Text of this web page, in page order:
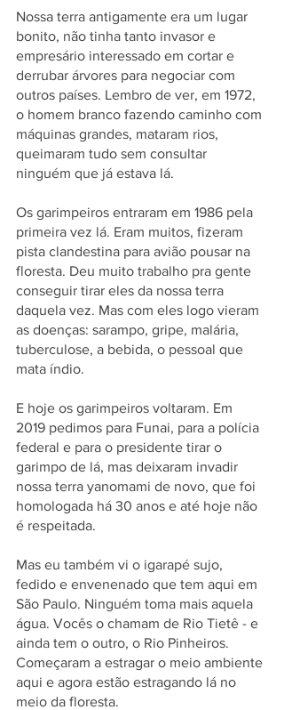
Nossa terra antigamente era um lugar
bonito, não tinha tanto invasor e
empresário interessado em cortar e
derrubar árvores para negociar com
outros países. Lembro de ver, em 1972,
o homem branco fazendo caminho com
máquinas grandes, mataram rios,
queimaram tudo sem consultar
ninguém que já estava lá.
Os garimpeiros entraram em 1986 pela
primeira vez lá. Eram muitos, fizeram
pista clandestina para avião pousar na
floresta. Deu muito trabalho pra gente
conseguir tirar eles da nossa terra
daquela vez. Mas com eles logo vieram
as doenças: sarampo, gripe, malária,
tuberculose, a bebida, o pessoal que
mata índio.
E hoje os garimpeiros voltaram. Em
2019 pedimos para Funai, para a polícia
federal e para o presidente tirar o
garimpo de lá, mas deixaram invadir
nossa terra yanomami de novo, que foi
homologada há 30 anos e até hoje não
é respeitada.
Mas eu também vi o igarapé sujo,
fedido e envenenado que tem aqui em
São Paulo. Ninguém toma mais aquela
água. Vocês o chamam de Rio Tietê - e
ainda tem o outro, o Rio Pinheiros.
Começaram a estragar o meio ambiente
aqui e agora estão estragando lá no
meio da floresta.